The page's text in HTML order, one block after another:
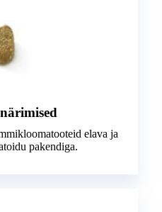
elava ja
pakendiga.